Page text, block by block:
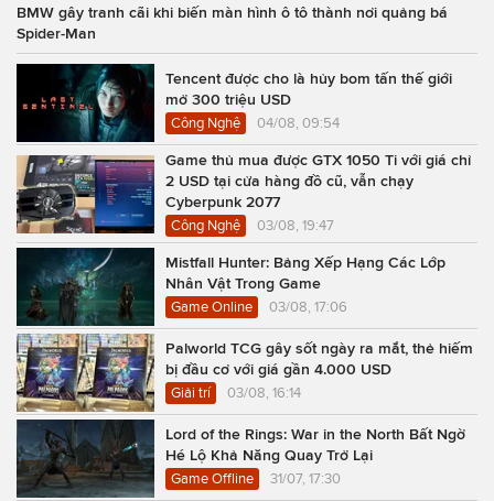
BMW gây tranh cãi khi biến màn hình ô tô thành nơi quảng bá
Spider-Man
Tencent được cho là hủy bom tấn thế giới
mở 300 triệu USD
Công Nghệ 04/08, 09:54
Game thủ mua được GTX 1050 Ti với giá chỉ
2 USD tại cửa hàng đồ cũ, vẫn chạy
Cyberpunk 2077
Công Nghệ 03/08, 19:47
Mistfall Hunter: Bảng Xếp Hạng Các Lớp
Nhân Vật Trong Game
Game Online 03/08, 17:06
Palworld TCG gây sốt ngày ra mắt, thẻ hiếm
bị đầu cơ với giá gần 4.000 USD
Giải trí 03/08, 16:14
Lord of the Rings: War in the North Bất Ngờ
Hé Lộ Khả Năng Quay Trở Lại
Game Offline 31/07, 17:30